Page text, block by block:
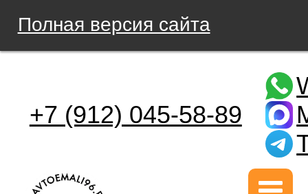
Полная версия сайта
+7 (912) 045-58-89